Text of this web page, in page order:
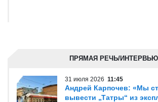
ПРЯМАЯ РЕЧЬ/ИНТЕРВЬЮ
31 июля 2026 11:45
Андрей Карпочев: «Мы
вывести „Татры“ из